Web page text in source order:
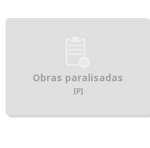
Obras paralisadas
[P]